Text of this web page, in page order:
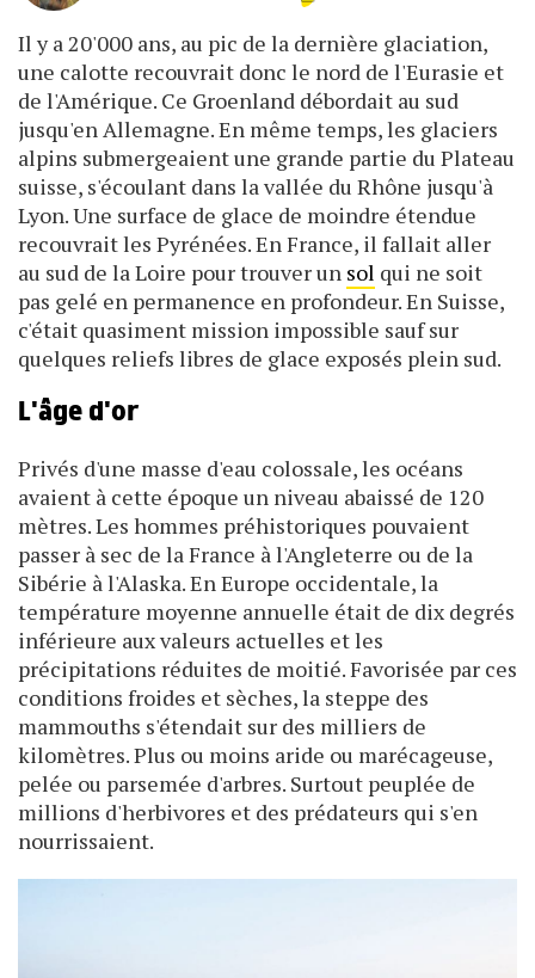
Il y a 20'000 ans, au pic de la dernière glaciation,
une calotte recouvrait donc le nord de l'Eurasie et
de l'Amérique. Ce Groenland débordait au sud
jusqu'en Allemagne. En même temps, les glaciers
alpins submergeaient une grande partie du Plateau
suisse, s'écoulant dans la vallée du Rhône jusqu'à
Lyon. Une surface de glace de moindre étendue
recouvrait les Pyrénées. En France, il fallait aller
au sud de la Loire pour trouver un sol qui ne soit
pas gelé en permanence en profondeur. En Suisse,
c'était quasiment mission impossible sauf sur
quelques reliefs libres de glace exposés plein sud.
L'âge d'or
Privés d'une masse d'eau colossale, les océans
avaient à cette époque un niveau abaissé de 120
mètres. Les hommes préhistoriques pouvaient
passer à sec de la France à l'Angleterre ou de la
Sibérie à l'Alaska. En Europe occidentale, la
température moyenne annuelle était de dix degrés
inférieure aux valeurs actuelles et les
précipitations réduites de moitié. Favorisée par ces
conditions froides et sèches, la steppe des
mammouths s'étendait sur des milliers de
kilomètres. Plus ou moins aride ou marécageuse,
pelée ou parsemée d'arbres. Surtout peuplée de
millions d'herbivores et des prédateurs qui s'en
nourrissaient.